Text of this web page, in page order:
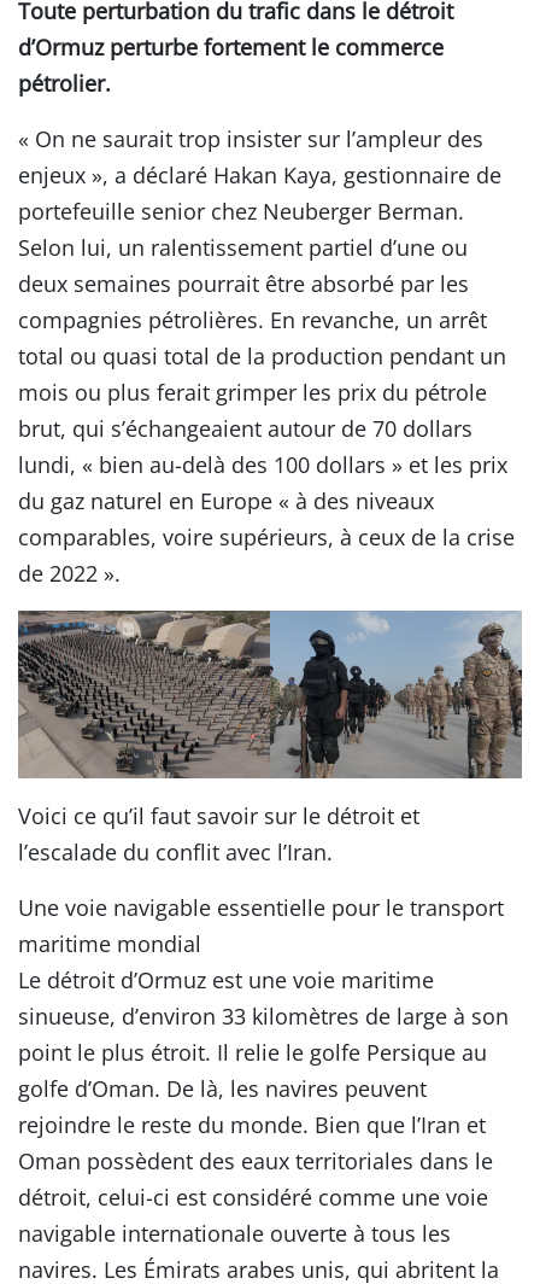
Toute perturbation du trafic dans le détroit
d’Ormuz perturbe fortement le commerce
pétrolier.
« On ne saurait trop insister sur l’ampleur des
enjeux », a déclaré Hakan Kaya, gestionnaire de
portefeuille senior chez Neuberger Berman.
Selon lui, un ralentissement partiel d’une ou
deux semaines pourrait être absorbé par les
compagnies pétrolières. En revanche, un arrêt
total ou quasi total de la production pendant un
mois ou plus ferait grimper les prix du pétrole
brut, qui s’échangeaient autour de 70 dollars
lundi, « bien au-delà des 100 dollars » et les prix
du gaz naturel en Europe « à des niveaux
comparables, voire supérieurs, à ceux de la crise
de 2022 ».
Voici ce qu’il faut savoir sur le détroit et
l’escalade du conflit avec l’Iran.
Une voie navigable essentielle pour le transport
maritime mondial
Le détroit d’Ormuz est une voie maritime
sinueuse, d’environ 33 kilomètres de large à son
point le plus étroit. Il relie le golfe Persique au
golfe d’Oman. De là, les navires peuvent
rejoindre le reste du monde. Bien que l’Iran et
Oman possèdent des eaux territoriales dans le
détroit, celui-ci est considéré comme une voie
navigable internationale ouverte à tous les
navires. Les Émirats arabes unis, qui abritent la